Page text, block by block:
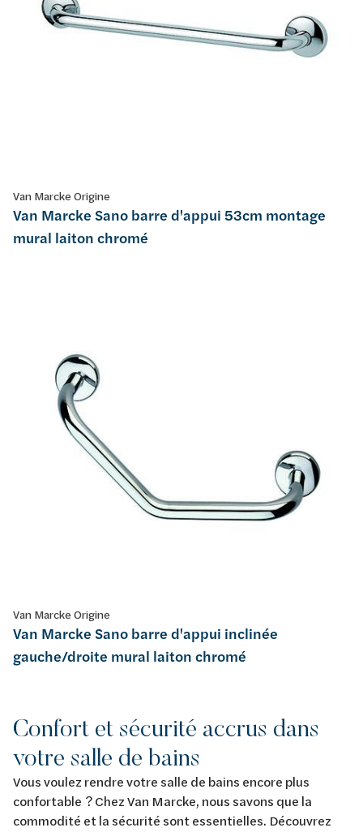
Van Marcke Origine
Van Marcke Sano barre d'appui 53cm montage
mural laiton chromé
Van Marcke Origine
Van Marcke Sano barre d'appui inclinée
gauche/droite mural laiton chromé
Confort et sécurité accrus dans
votre salle de bains
Vous voulez rendre votre salle de bains encore plus
confortable ? Chez Van Marcke, nous savons que la
commodité et la sécurité sont essentielles. Découvrez